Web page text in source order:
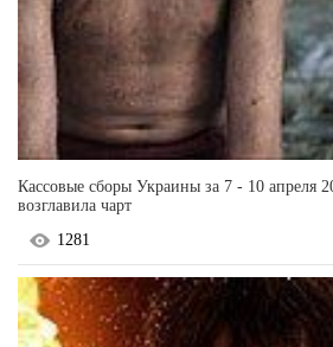
Кассовые сборы Украины за 7 - 10 апреля
возглавила чарт
1281